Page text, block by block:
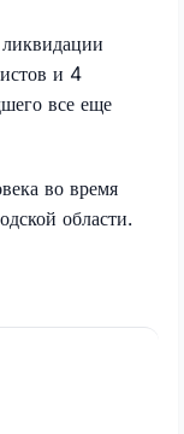
и 4
все еще
во время
области.